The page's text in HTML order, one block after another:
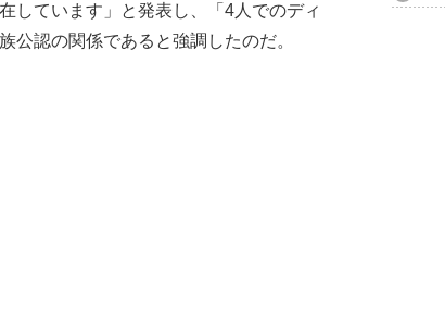
しています」と発表し、「4人でのディ
公認の関係であると強調したのだ。